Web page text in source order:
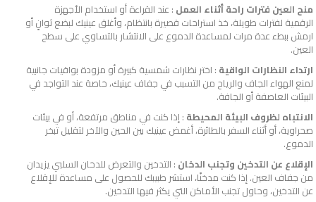
منح العين فترات راحة أثناء العمل : عند القراءة أو استخدام الأجهزة
الرقمية لفترات طويلة، خذ استراحات قصيرة بانتظام، وأغلق عينيك لبضع ثوانٍ أو
ارمش ببطء عدة مرات لمساعدة الدموع على الانتشار بالتساوي على سطح
العين.
ارتداء النظارات الواقية : اختر نظارات شمسية كبيرة أو مزودة بواقيات جانبية
لمنع الهواء الجاف والرياح من التسبب في جفاف عينيك، خاصة عند التواجد في
البيئات العاصفة أو الجافة.
الانتباه لظروف البيئة المحيطة : إذا كنت في مناطق مرتفعة، أو في بيئات
صحراوية، أو أثناء السفر بالطائرة، أغمض عينيك بين الحين والآخر لتقليل تبخر
الدموع.
الإقلاع عن التدخين وتجنب الدخان : التدخين والتعرض للدخان السلبي يزيدان
من جفاف العين. إذا كنت مدخنًا، استشر طبيبك للحصول على مساعدة للإقلاع
عن التدخين، وحاول تجنب الأماكن التي يكثر فيها التدخين.